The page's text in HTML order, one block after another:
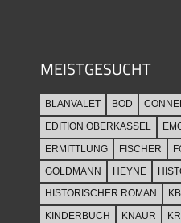
MEISTGESUCHT
BLANVALET BOD
EDITION OBERKASSEL
ERMITTLUNG
FISCHER
GOLDMANN
HEYNE
HISTORISCHER ROMAN
KINDERBUCH
KNAUR